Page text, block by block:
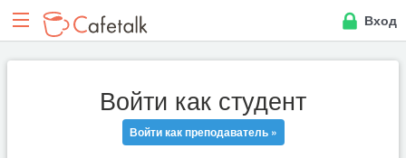
Вход
Войти как студент
Войти как преподаватель »